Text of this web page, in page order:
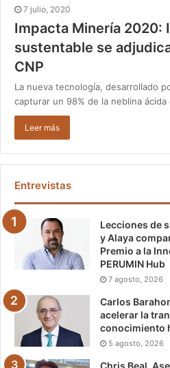
7 julio, 2020
Impacta Minería 2020:
sustentable se
CNP
La nueva tecnología, desarrollado
capturar un 98% de la neblina
Leer más
Entrevistas
Lecciones de
y Alaya
Premio a la
PERUMIN Hub
7 agosto, 2026
Carlos
acelerar la
conocimiento
5 agosto, 2026
Chris Beal,